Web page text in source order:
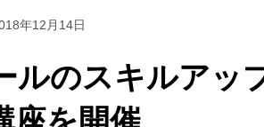
年12月14日
ルのスキルアッ